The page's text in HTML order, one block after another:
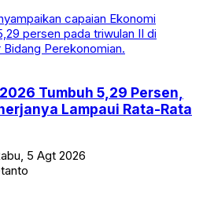
Tumbuh 5,29 Persen,
Lampaui Rata-Rata
5 Agt 2026